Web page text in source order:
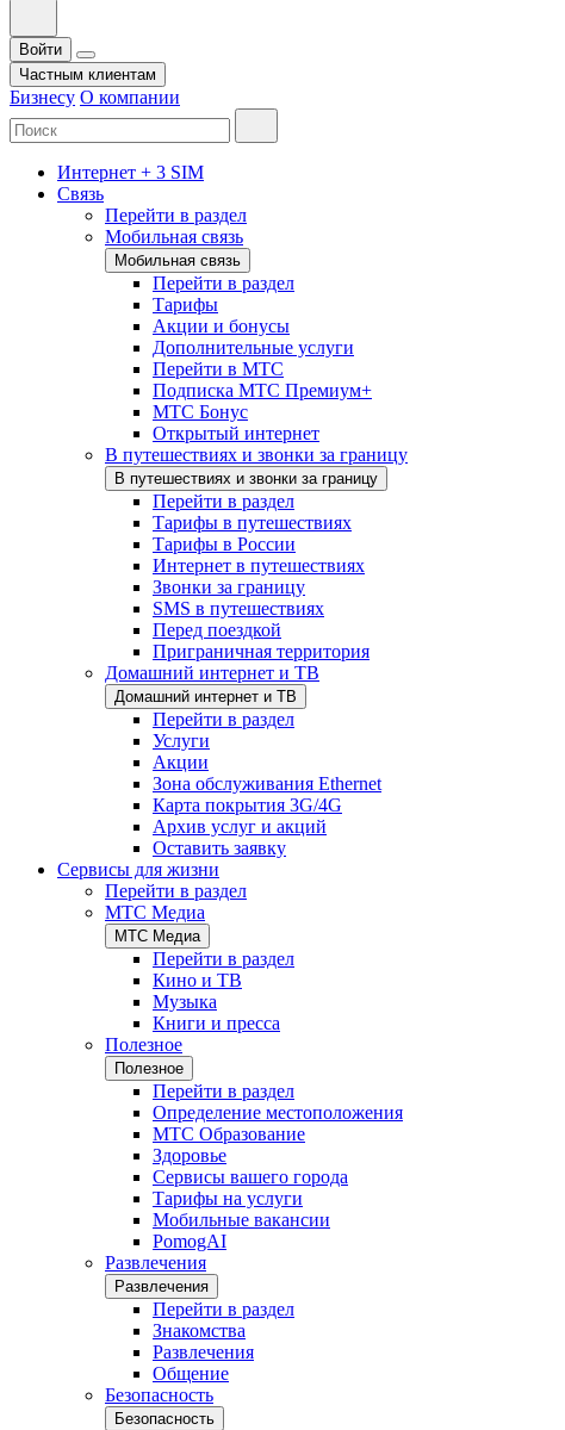
Войти
Частным клиентам
Бизнесу О компании
Интернет + 3 SIM
Связь
Перейти в раздел
Мобильная связь
Мобильная связь
Перейти в раздел
Тарифы
Акции и бонусы
Дополнительные услуги
Перейти в МТС
Подписка МТС Премиум+
МТС Бонус
Открытый интернет
В путешествиях и звонки за границу
В путешествиях и звонки за границу
Перейти в раздел
Тарифы в путешествиях
Тарифы в России
Интернет в путешествиях
Звонки за границу
SMS в путешествиях
Перед поездкой
Приграничная территория
Домашний интернет и ТВ
Домашний интернет и ТВ
Перейти в раздел
Услуги
Акции
Зона обслуживания Ethernet
Карта покрытия 3G/4G
Архив услуг и акций
Оставить заявку
Сервисы для жизни
Перейти в раздел
МТС Медиа
МТС Медиа
Перейти в раздел
Кино и ТВ
Музыка
Книги и пресса
Полезное
Полезное
Перейти в раздел
Определение местоположения
МТС Образование
Здоровье
Сервисы вашего города
Тарифы на услуги
Мобильные вакансии
PomogAI
Развлечения
Развлечения
Перейти в раздел
Знакомства
Развлечения
Общение
Безопасность
Безопасность